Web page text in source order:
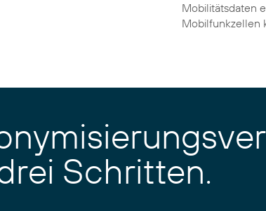
Mobilitätsdaten
Mobilfunkzellen
Schritten.